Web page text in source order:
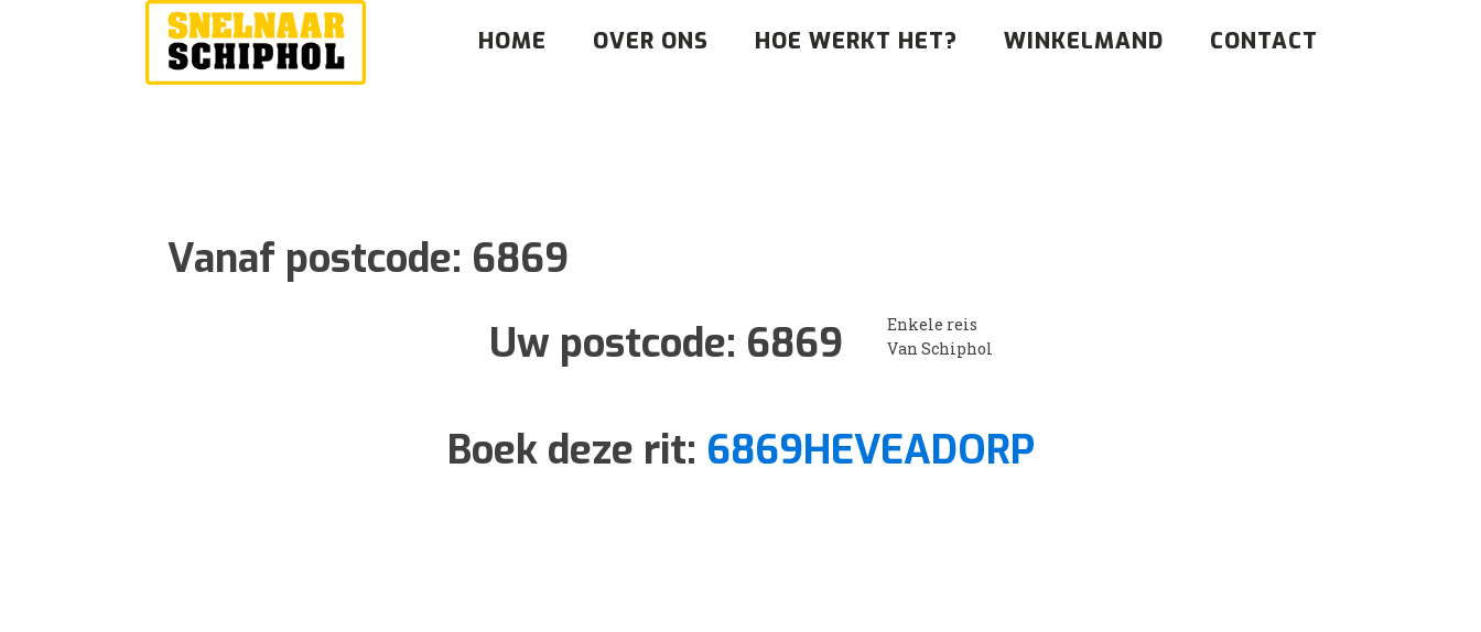
HOME OVER ONS HOE WERKT HET? WINKELMAND CONTACT
Vanaf postcode: 6869
Uw postcode: 6869
Enkele reis
Van Schiphol
Boek deze rit: 6869HEVEADORP